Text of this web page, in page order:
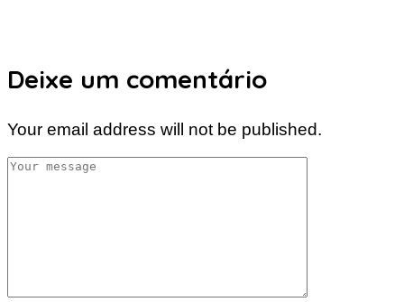
Deixe um comentário
Your email address will not be published.